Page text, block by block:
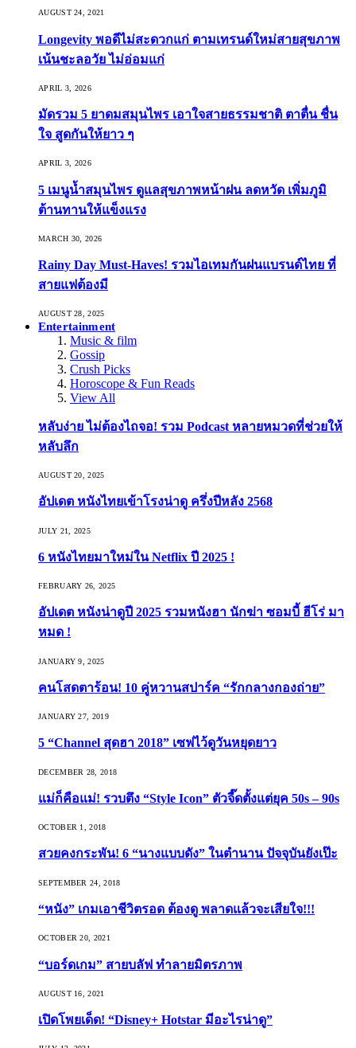
AUGUST 24, 2021
Longevity พอดีไม่สะดวกแก่ ตามเทรนด์ใหม่สายสุขภาพ
เน้นชะลอวัย ไม่อ่อมแก่
APRIL 3, 2026
มัดรวม 5 ยาดมสมุนไพร เอาใจสายธรรมชาติ ตาตื่น ชื่น
ใจ สูดกันให้ยาว ๆ
APRIL 3, 2026
5 เมนูน้ำสมุนไพร ดูแลสุขภาพหน้าฝน ลดหวัด เพิ่มภูมิ
ต้านทานให้แข็งแรง
MARCH 30, 2026
Rainy Day Must-Haves! รวมไอเทมกันฝนแบรนด์ไทย ที่
สายแฟต้องมี
AUGUST 28, 2025
Entertainment
Music & film
Gossip
Crush Picks
Horoscope & Fun Reads
View All
หลับง่าย ไม่ต้องไถจอ! รวม Podcast หลายหมวดที่ช่วยให้
หลับลึก
AUGUST 20, 2025
อัปเดต หนังไทยเข้าโรงน่าดู ครึ่งปีหลัง 2568
JULY 21, 2025
6 หนังไทยมาใหม่ใน Netflix ปี 2025 !
FEBRUARY 26, 2025
อัปเดต หนังน่าดูปี 2025 รวมหนังฮา นักฆ่า ซอมบี้ ฮีโร่ มา
หมด !
JANUARY 9, 2025
คนโสดตาร้อน! 10 คู่หวานสปาร์ค “รักกลางกองถ่าย”
JANUARY 27, 2019
5 “Channel สุดฮา 2018” เซฟไว้ดูวันหยุดยาว
DECEMBER 28, 2018
แม่ก็คือแม่! รวบตึง “Style Icon” ตัวจี๊ดตั้งแต่ยุค 50s – 90s
OCTOBER 1, 2018
สวยคงกระพัน! 6 “นางแบบดัง” ในตำนาน ปัจจุบันยังเป๊ะ
SEPTEMBER 24, 2018
“หนัง” เกมเอาชีวิตรอด ต้องดู พลาดแล้วจะเสียใจ!!!
OCTOBER 20, 2021
“บอร์ดเกม” สายบลัฟ ทำลายมิตรภาพ
AUGUST 16, 2021
เปิดโพยเด็ด! “Disney+ Hotstar มีอะไรน่าดู”